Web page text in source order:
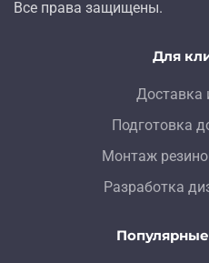
Все права защищены.
Для
Доставка
Подготовка
Монтаж
Разработка